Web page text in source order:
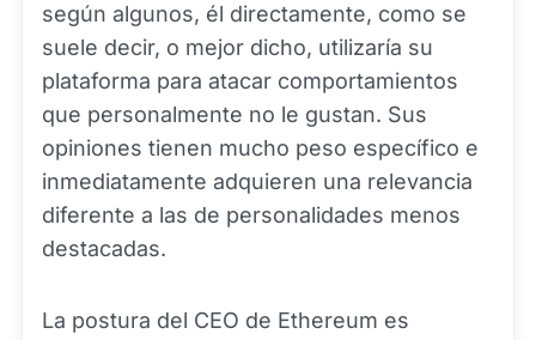
según algunos, él directamente, como se
suele decir, o mejor dicho, utilizaría su
plataforma para atacar comportamientos
que personalmente no le gustan. Sus
opiniones tienen mucho peso específico e
inmediatamente adquieren una relevancia
diferente a las de personalidades menos
destacadas.
La postura del CEO de Ethereum es